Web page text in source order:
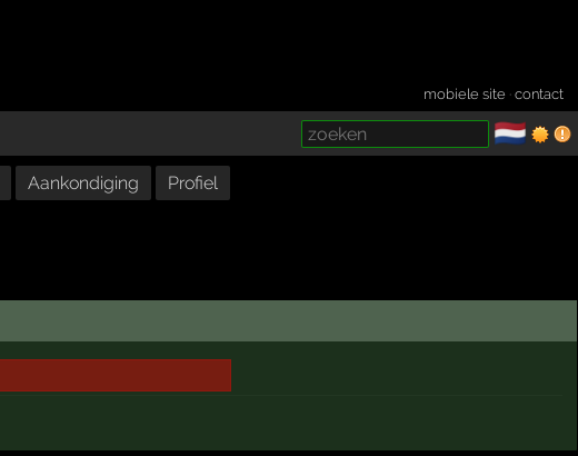
mobiele site ·contact
🇳🇱
Aankondiging Profiel